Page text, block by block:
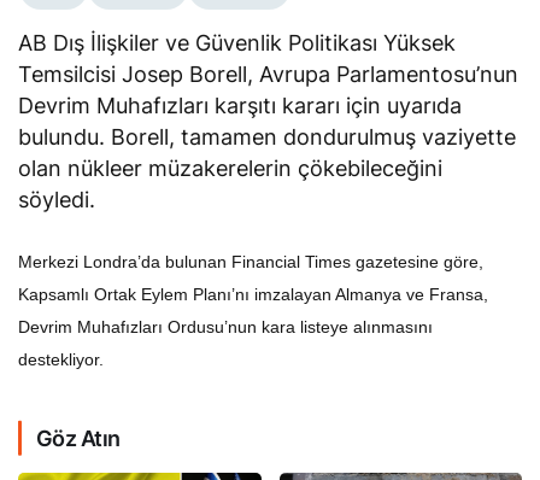
AB Dış İlişkiler ve Güvenlik Politikası Yüksek
Temsilcisi Josep Borell, Avrupa Parlamentosu’nun
Devrim Muhafızları karşıtı kararı için uyarıda
bulundu. Borell, tamamen dondurulmuş vaziyette
olan nükleer müzakerelerin çökebileceğini
söyledi.
Merkezi Londra’da bulunan Financial Times gazetesine göre,
Kapsamlı Ortak Eylem Planı’nı imzalayan Almanya ve Fransa,
Devrim Muhafızları Ordusu’nun kara listeye alınmasını
destekliyor.
Göz Atın